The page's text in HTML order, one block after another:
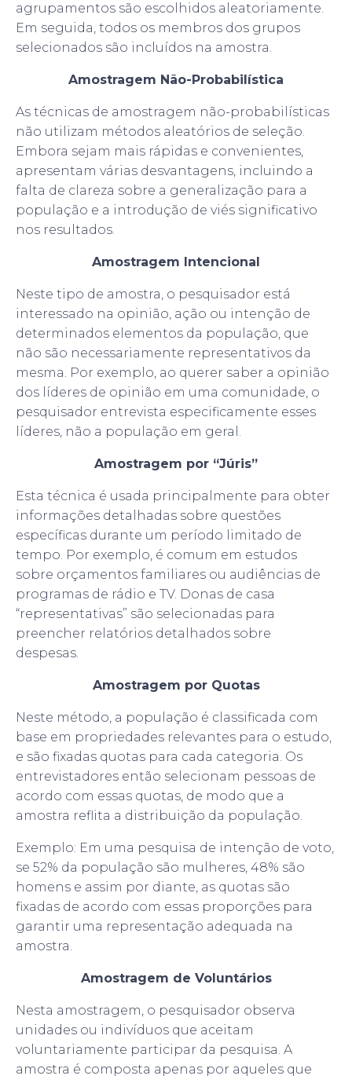
agrupamentos são escolhidos aleatoriamente.
Em seguida, todos os membros dos grupos
selecionados são incluídos na amostra.
Amostragem Não-Probabilística
As técnicas de amostragem não-probabilísticas
não utilizam métodos aleatórios de seleção.
Embora sejam mais rápidas e convenientes,
apresentam várias desvantagens, incluindo a
falta de clareza sobre a generalização para a
população e a introdução de viés significativo
nos resultados.
Amostragem Intencional
Neste tipo de amostra, o pesquisador está
interessado na opinião, ação ou intenção de
determinados elementos da população, que
não são necessariamente representativos da
mesma. Por exemplo, ao querer saber a opinião
dos líderes de opinião em uma comunidade, o
pesquisador entrevista especificamente esses
líderes, não a população em geral.
Amostragem por “Júris”
Esta técnica é usada principalmente para obter
informações detalhadas sobre questões
específicas durante um período limitado de
tempo. Por exemplo, é comum em estudos
sobre orçamentos familiares ou audiências de
programas de rádio e TV. Donas de casa
“representativas” são selecionadas para
preencher relatórios detalhados sobre
despesas.
Amostragem por Quotas
Neste método, a população é classificada com
base em propriedades relevantes para o estudo,
e são fixadas quotas para cada categoria. Os
entrevistadores então selecionam pessoas de
acordo com essas quotas, de modo que a
amostra reflita a distribuição da população.
Exemplo: Em uma pesquisa de intenção de voto,
se 52% da população são mulheres, 48% são
homens e assim por diante, as quotas são
fixadas de acordo com essas proporções para
garantir uma representação adequada na
amostra.
Amostragem de Voluntários
Nesta amostragem, o pesquisador observa
unidades ou indivíduos que aceitam
voluntariamente participar da pesquisa. A
amostra é composta apenas por aqueles que